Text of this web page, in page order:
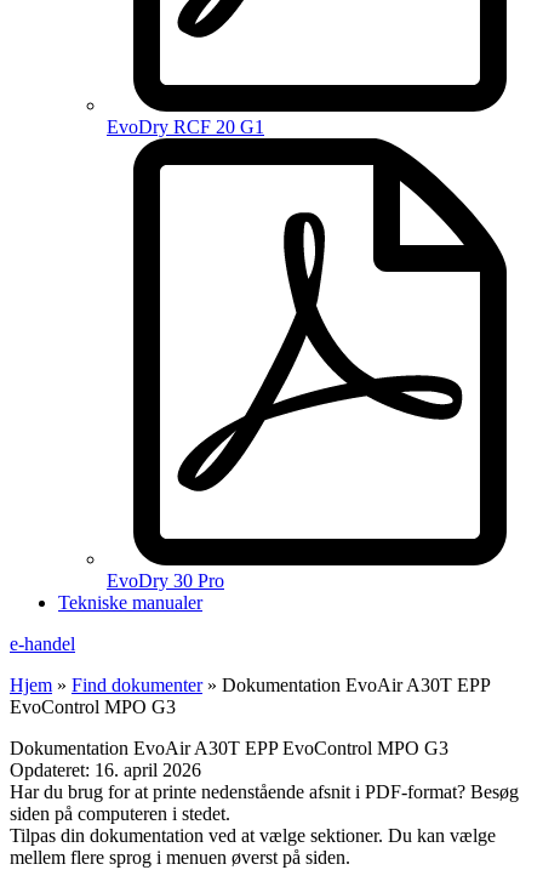
EvoDry RCF 20 G1
EvoDry 30 Pro
Tekniske manualer
e-handel
Hjem » Find dokumenter» Dokumentation EvoAir A30T EPP
EvoControl MPO G3
Dokumentation EvoAir A30T EPP EvoControl MPO G3
Opdateret: 16. april 2026
Har du brug for at printe nedenstående afsnit i PDF-format? Besøg
siden på computeren i stedet.
Tilpas din dokumentation ved at vælge sektioner. Du kan vælge
mellem flere sprog i menuen øverst på siden.